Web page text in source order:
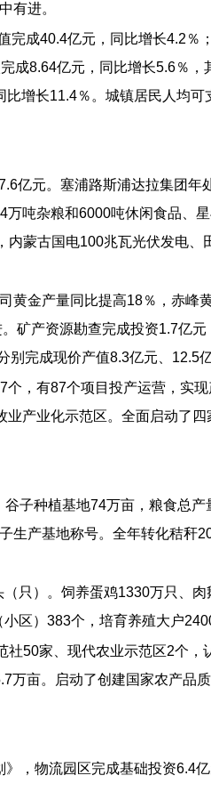
有进。
成40.4亿元，同比增长4.2
成8.64亿元，同比增长5.6％
增长11.4％。城镇居民人均
亿元。塞浦路斯浦达拉集团
吨杂粮和6000吨休闲食品、
蒙古国电100兆瓦光伏发电
金产量同比提高18％，赤
矿产资源勘查完成投资1.7亿
完成现价产值8.3亿元、12.5
，有87个项目投产运营，实
产业化示范区。全面启动了
子种植基地74万亩，粮食总
产基地称号。全年转化秸秆
只）。饲养蛋鸡1330万只、
区）383个，培育养殖大户
50家、现代农业示范区2个
亩。启动了创建国家农产品
，物流园区完成基础投资6.4